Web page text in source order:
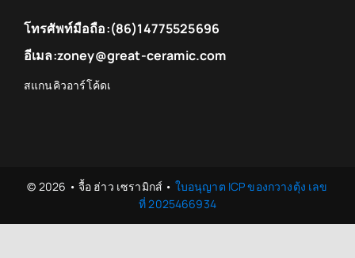
โทรศัพท์มือถือ:(86)14775525696
อีเมล:zoney@great-ceramic.com
© 2026 • จื้อ ฮ่าว เซรามิกส์ • ใบอนุญาต ICP ของกวางตุ้ง เลข
ที่ 2025466934